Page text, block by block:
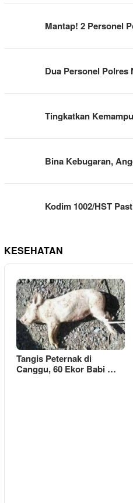
Mantap! 2 Personel
Dua Personel
Tingkatkan
Bina Kebugaran,
Kodim 1002/HST
KESEHATAN
Tangis Peternak di
Canggu, 60 Ekor Babi …